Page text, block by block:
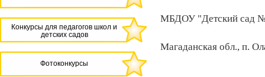
Конкурсы для педагогов школ и
детских садов
Фотоконкурсы
МБДОУ "Детский сад
Магаданская обл., п.